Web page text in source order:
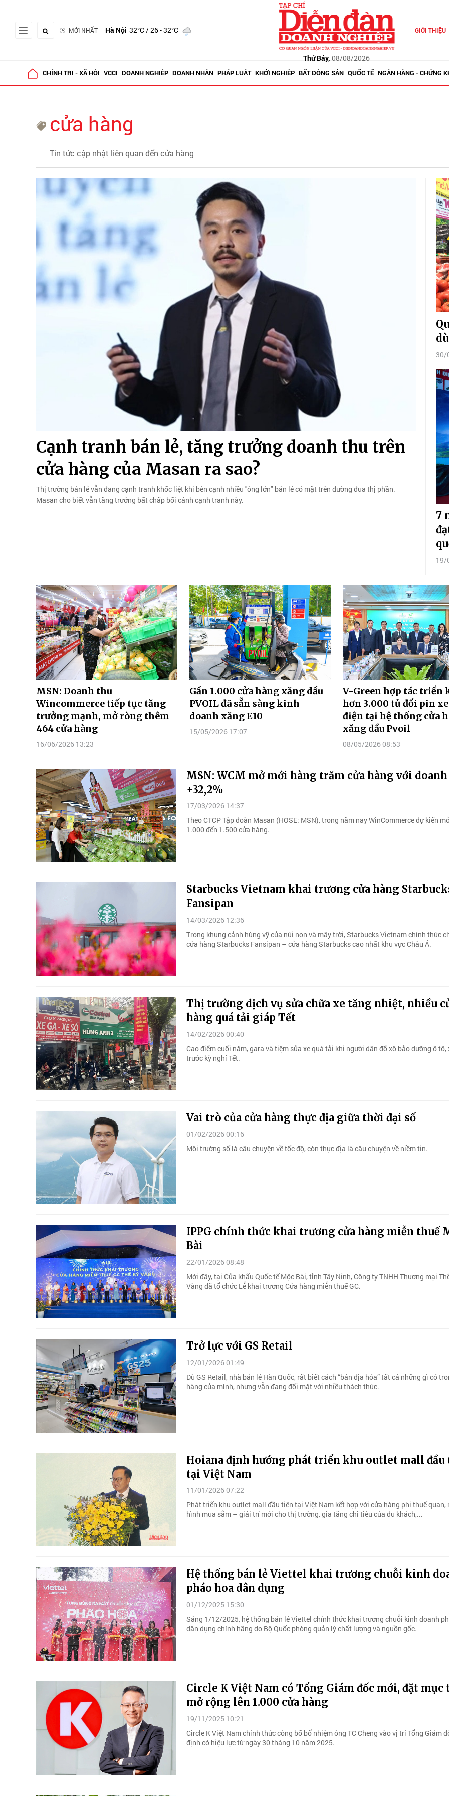
MỚI NHẤT Hà Nội 32°C/ 26 - 32°C
Thứ Bảy, 08/08/2026
GIỚI THIỆU
CHÍNH TRỊ - XÃ HỘI VCCI DOANH NGHIỆP DOANH NHÂN PHÁP LUẬT KHỞI NGHIỆP BẤT ĐỘNG SẢN QUỐC TẾ NGÂN HÀNG - CHỨNG
cửa hàng
Tin tức cập nhật liên quan đến cửa hàng
Cạnh tranh bán lẻ, tăng trưởng doanh thu trên
cửa hàng của Masan ra sao?
Thị trường bán lẻ vẫn đang cạnh tranh khốc liệt khi bên cạnh nhiều "ông lớn" bán lẻ có mặt trên đường đua thị phần.
Masan cho biết vẫn tăng trưởng bất chấp bối cảnh cạnh tranh này.
30/
7
19/
MSN: Doanh thu
Wincommerce tiếp tục tăng
trưởng mạnh, mở ròng thêm
464 cửa hàng
16/06/2026 13:23
Gần 1.000 cửa hàng xăng dầu
PVOIL đã sẵn sàng kinh
doanh xăng E10
15/05/2026 17:07
V-Green hợp tác triển
hơn 3.000 tủ đổi pin
điện tại hệ thống cửa
xăng dầu Pvoil
08/05/2026 08:53
MSN: WCM mở mới hàng trăm cửa hàng với
+32,2%
17/03/2026 14:37
Theo CTCP Tập đoàn Masan (HOSE: MSN), trong năm nay WinCommerce dự kiến
1.000 đến 1.500 cửa hàng.
Starbucks Vietnam khai trương cửa hàng
Fansipan
14/03/2026 12:36
Trong khung cảnh hùng vỹ của núi non và mây trời, Starbucks Vietnam chính thức
cửa hàng Starbucks Fansipan – cửa hàng Starbucks cao nhất khu vực Châu Á.
Thị trường dịch vụ sửa chữa xe tăng nhiệt, nhiều
hàng quá tải giáp Tết
14/02/2026 00:40
Cao điểm cuối năm, gara và tiệm sửa xe quá tải khi người dân đổ xô bảo dưỡng ô tô,
trước kỳ nghỉ Tết.
Vai trò của cửa hàng thực địa giữa thời đại số
01/02/2026 00:16
Môi trường số là câu chuyện về tốc độ, còn thực địa là câu chuyện về niềm tin.
IPPG chính thức khai trương cửa hàng miễn thuế
Bài
22/01/2026 08:48
Mới đây, tại Cửa khẩu Quốc tế Mộc Bài, tỉnh Tây Ninh, Công ty TNHH Thương mại
Vàng đã tổ chức Lễ khai trương Cửa hàng miễn thuế GC.
Trở lực với GS Retail
12/01/2026 01:49
Dù GS Retail, nhà bán lẻ Hàn Quốc, rất biết cách “bản địa hóa” tất cả những gì có
hàng của mình, nhưng vẫn đang đối mặt với nhiều thách thức.
Hoiana định hướng phát triển khu outlet mall đầu
tại Việt Nam
11/01/2026 07:22
Phát triển khu outlet mall đầu tiên tại Việt Nam kết hợp với cửa hàng phi thuế quan,
hình mua sắm – giải trí mới cho thị trường, gia tăng chi tiêu của du khách,...
Hệ thống bán lẻ Viettel khai trương chuỗi kinh
pháo hoa dân dụng
01/12/2025 15:30
Sáng 1/12/2025, hệ thống bán lẻ Viettel chính thức khai trương chuỗi kinh doanh
dân dụng chính hãng do Bộ Quốc phòng quản lý chất lượng và nguồn gốc.
Circle K Việt Nam có Tổng Giám đốc mới, đặt mục
mở rộng lên 1.000 cửa hàng
19/11/2025 10:21
Circle K Việt Nam chính thức công bố bổ nhiệm ông TC Cheng vào vị trí Tổng Giám
định có hiệu lực từ ngày 30 tháng 10 năm 2025.